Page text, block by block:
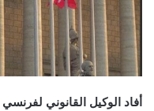
أفاد الوكيل القانوني